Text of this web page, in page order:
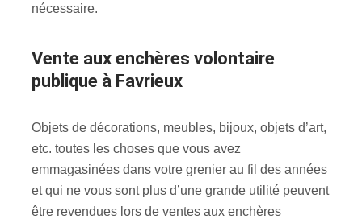
nécessaire.
Vente aux enchères volontaire
publique à Favrieux
Objets de décorations, meubles, bijoux, objets d’art,
etc. toutes les choses que vous avez
emmagasinées dans votre grenier au fil des années
et qui ne vous sont plus d’une grande utilité peuvent
être revendues lors de ventes aux enchères